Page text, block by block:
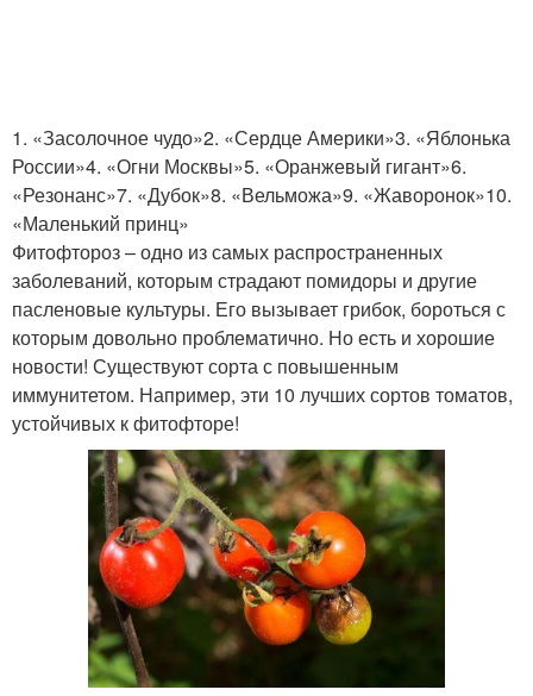
1. «Засолочное чудо»2. «Сердце Америки»3. «Яблонька
России»4. «Огни Москвы»5. «Оранжевый гигант»6.
«Резонанс»7. «Дубок»8. «Вельможа»9. «Жаворонок»10.
«Маленький принц»
Фитофтороз – одно из самых распространенных
заболеваний, которым страдают помидоры и другие
пасленовые культуры. Его вызывает грибок, бороться с
которым довольно проблематично. Но есть и хорошие
новости! Существуют сорта с повышенным
иммунитетом. Например, эти 10 лучших сортов томатов,
устойчивых к фитофторе!